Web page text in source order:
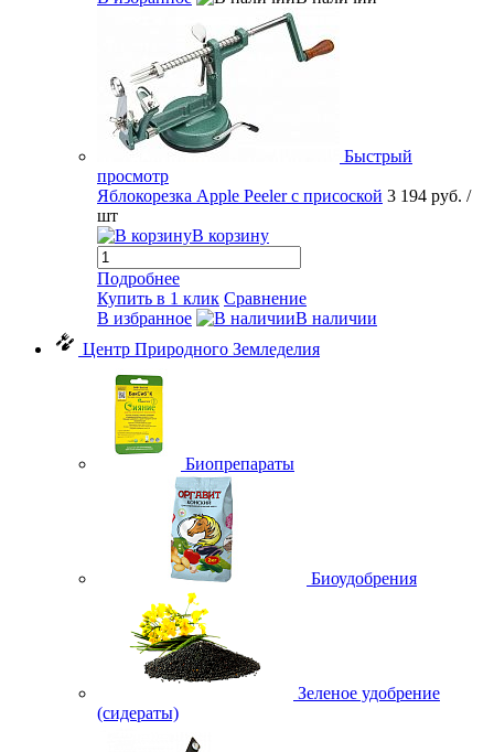
Быстрый
просмотр
Яблокорезка Apple Peeler с присоской 3 194 руб. /
шт
В корзину
Подробнее
Купить в 1 клик Сравнение
В избранное
В наличии
Центр Природного Земледелия
Биопрепараты
Биоудобрения
Зеленое удобрение
(сидераты)